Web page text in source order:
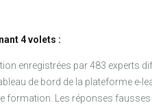
4 volets :
enregistrées par 483 experts
de bord de la plateforme e-
formation. Les réponses